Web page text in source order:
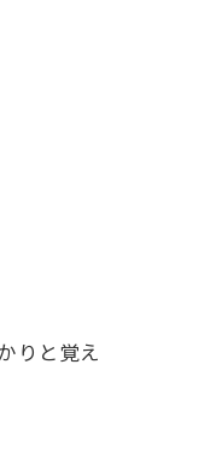
りと覚え